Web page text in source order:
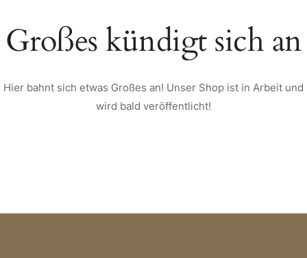
Großes kündigt sich an
Hier bahnt sich etwas Großes an! Unser Shop ist in Arbeit und
wird bald veröffentlicht!